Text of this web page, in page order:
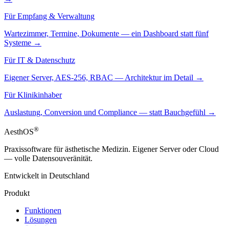
Für Empfang & Verwaltung
Wartezimmer, Termine, Dokumente — ein Dashboard statt fünf
Systeme →
Für IT & Datenschutz
Eigener Server, AES-256, RBAC — Architektur im Detail →
Für Klinikinhaber
Auslastung, Conversion und Compliance — statt Bauchgefühl →
AesthOS®
Praxissoftware für ästhetische Medizin. Eigener Server oder Cloud
— volle Datensouveränität.
Entwickelt in Deutschland
Produkt
Funktionen
Lösungen